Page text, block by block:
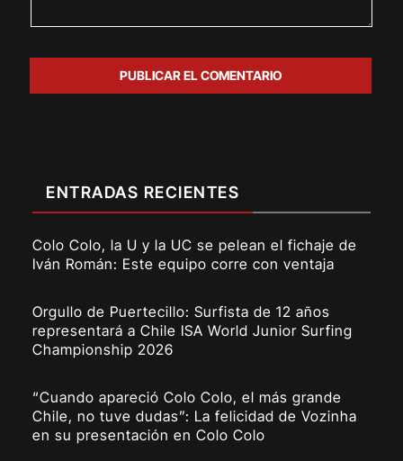
ENTRADAS RECIENTES
Colo Colo, la U y la UC se pelean el fichaje de
Iván Román: Este equipo corre con ventaja
Orgullo de Puertecillo: Surfista de 12 años
representará a Chile ISA World Junior Surfing
Championship 2026
“Cuando apareció Colo Colo, el más grande
Chile, no tuve dudas”: La felicidad de Vozinha
en su presentación en Colo Colo